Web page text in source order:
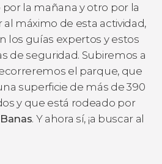
por la mañana y otro por la
al máximo de esta actividad,
los guías expertos y estos
de seguridad. Subiremos a
el parque, que
superficie de más de 390
y que está rodeado por
. Y ahora sí, ¡a buscar al